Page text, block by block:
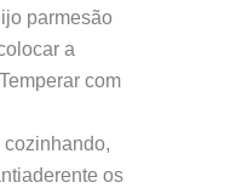
parmesão
a
com
cozinhando,
os